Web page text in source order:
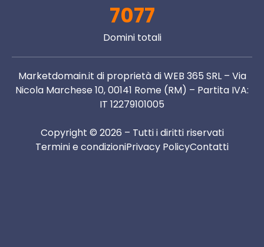
7077
Domini totali
Marketdomain.it di proprietà di WEB 365 SRL – Via
Nicola Marchese 10, 00141 Rome (RM) – Partita IVA:
IT 12279101005
Copyright © 2026 – Tutti i diritti riservati
Termini e condizioniPrivacy PolicyContatti